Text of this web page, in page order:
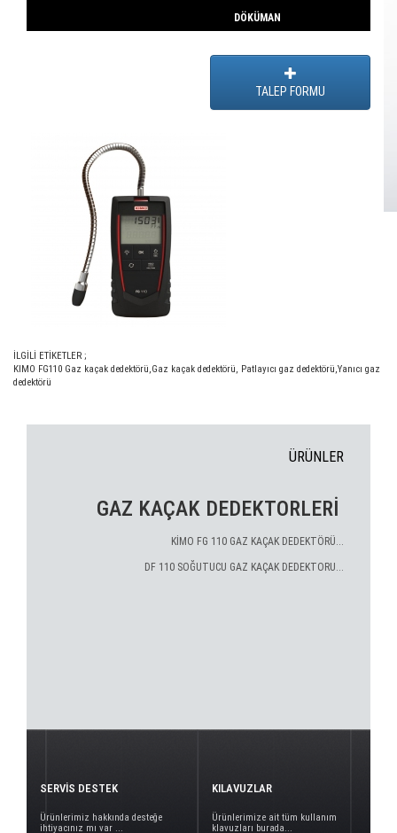
DÖKÜMAN
TALEP FORMU
İLGİLİ ETİKETLER ;
KIMO FG110 Gaz kaçak dedektörü,Gaz kaçak dedektörü, Patlayıcı gaz dedektörü,Yanıcı gaz
dedektörü
ÜRÜNLER
GAZ KAÇAK DEDEKTORLERİ
KİMO FG 110 GAZ KAÇAK DEDEKTÖRÜ...
DF 110 SOĞUTUCU GAZ KAÇAK DEDEKTORU...
SERVİS DESTEK
Ürünlerimiz hakkında desteğe
ihtiyacınız mı var ...
KILAVUZLAR
Ürünlerimize ait tüm kullanım
klavuzları burada...